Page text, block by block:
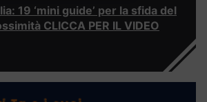
19 ‘mini guide’ per la sfida del
CLICCA PER IL VIDEO